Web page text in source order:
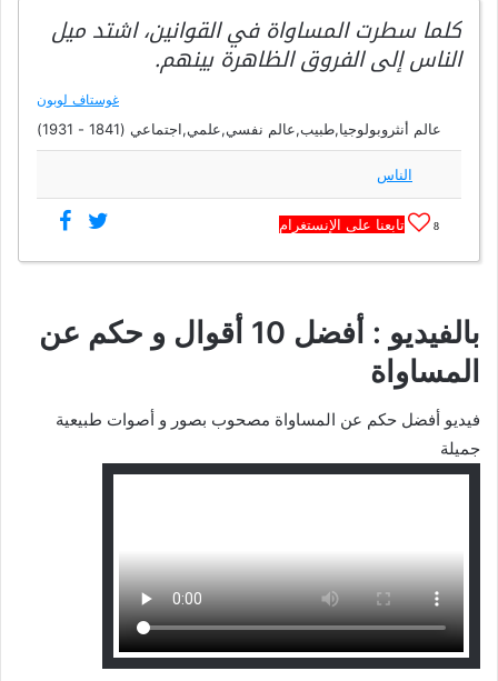
كلما سطرت المساواة في القوانين، اشتد ميل
الناس إلى الفروق الظاهرة بينهم.
غوستاف لوبون
عالم أنثروبولوجيا,طبيب,عالم نفسي,علمي,اجتماعي (1841 - 1931)
الناس
8 تابعنا على الإنستغرام
بالفيديو : أفضل 10 أقوال و حكم عن
المساواة
فيديو أفضل حكم عن المساواة مصحوب بصور و أصوات طبيعية
جميلة